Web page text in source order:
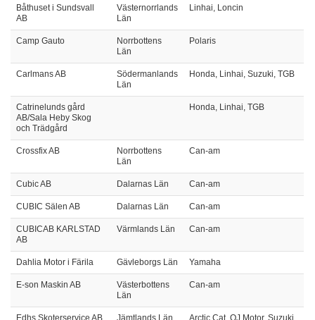
Båthuset i Sundsvall
AB
Västernorrlands
Län
Linhai, Loncin
Camp Gauto
Norrbottens
Län
Polaris
Carlmans AB
Södermanlands
Län
Honda, Linhai, Suzuki, TGB
Catrinelunds gård
AB/Sala Heby Skog
och Trädgård
Honda, Linhai, TGB
Crossfix AB
Norrbottens
Län
Can-am
Cubic AB Dalarnas Län Can-am
CUBIC Sälen AB Dalarnas Län Can-am
CUBICAB KARLSTAD
AB
Värmlands Län Can-am
Dahlia Motor i Färila Gävleborgs Län Yamaha
E-son Maskin AB
Västerbottens
Län
Can-am
Edhs Skoterservice AB Jämtlands Län Arctic Cat, QJ Motor, Suzuki